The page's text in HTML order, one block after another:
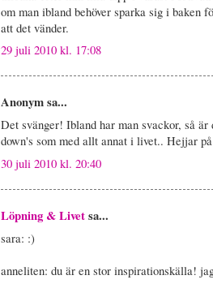
om man ibland behöver sparka sig i baken
att det vänder.
29 juli 2010 kl. 17:08
Anonym sa...
Det svänger! Ibland har man svackor, så
down's som med allt annat i livet.. Hejjar
30 juli 2010 kl. 20:40
Löpning & Livetsa...
sara: :)
anneliten: du är en stor inspirationskälla!